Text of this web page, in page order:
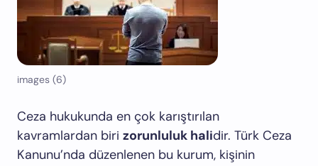
images (6)
Ceza hukukunda en çok karıştırılan
kavramlardan biri zorunluluk halidir. Türk Ceza
Kanunu’nda düzenlenen bu kurum, kişinin